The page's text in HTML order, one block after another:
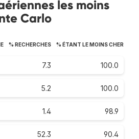
les moins
Carlo
% RECHERCHES % ÉTANT LE MOINS CHER
7.3 100.0
5.2 100.0
1.4 98.9
52.3 90.4